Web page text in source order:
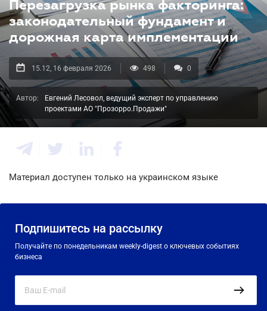
Перезагрузка рынка факторинга:
законодательный фундамент и
дорожная карта имплементации
15.12, 16 февраля 2026 498 0
Автор:
Евгений Лесовол, ведущий эксперт по управлению
проектами АО "Прозорро.Продажи"
Материал доступен только на украинском языке
Подпишитесь на рассылку
Получайте по понедельникам weekly-digest о ключевых событиях
бизнеса